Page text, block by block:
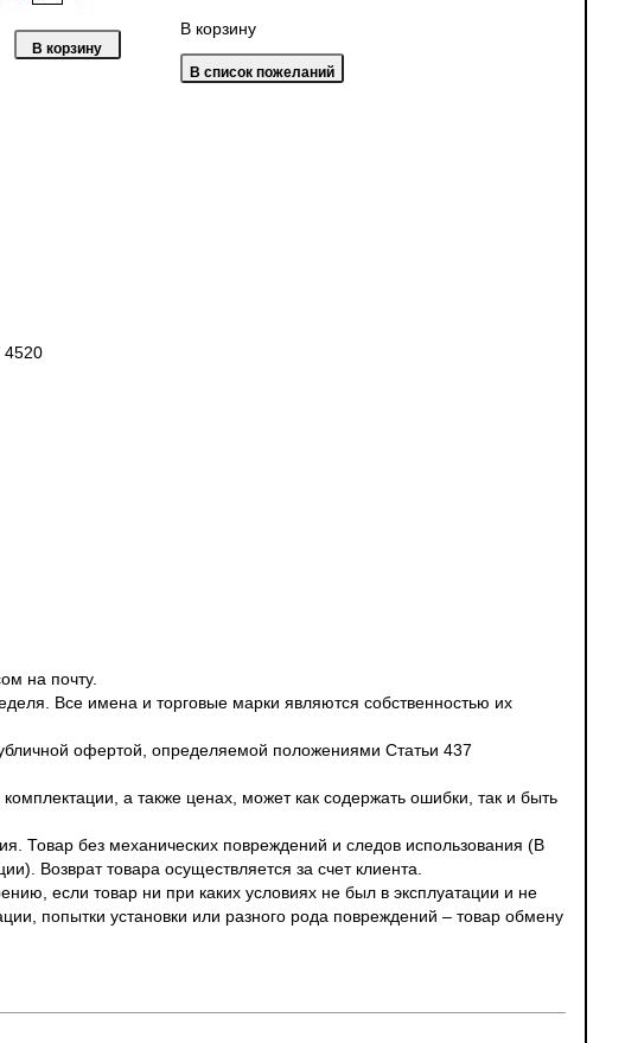
В корзину
4520
на почту.
Все имена и торговые марки являются собственностью их
офертой, определяемой положениями Статьи 437
а также ценах, может как содержать ошибки, так и быть
Товар без механических повреждений и следов использования (В
Возврат товара осуществляется за счет клиента.
если товар ни при каких условиях не был в эксплуатации и не
попытки установки или разного рода повреждений – товар обмену